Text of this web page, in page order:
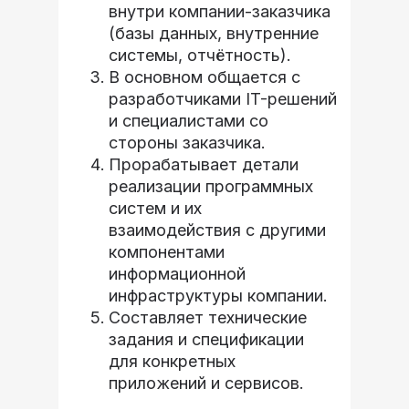
внутри компании-заказчика
(базы данных, внутренние
системы, отчётность).
В основном общается с
разработчиками IT-решений
и специалистами со
стороны заказчика.
Прорабатывает детали
реализации программных
систем и их
взаимодействия с другими
компонентами
информационной
инфраструктуры компании.
Составляет технические
задания и спецификации
для конкретных
приложений и сервисов.